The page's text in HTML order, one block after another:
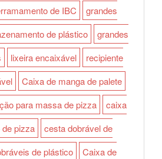
de IBC
grandes
de plástico
grandes
lixeira encaixável
recipiente
Caixa de manga de palete
para massa de pizza
caixa
pizza
cesta dobrável de
de plástico
Caixa de